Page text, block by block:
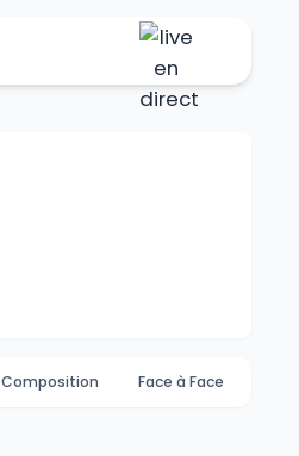
Composition Face à Face